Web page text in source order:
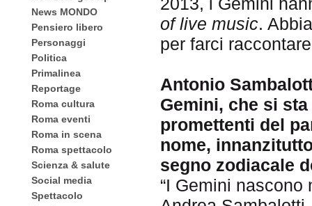
News MONDO
Pensiero libero
Personaggi
Politica
Primalinea
Reportage
Roma cultura
Roma eventi
Roma in scena
Roma spettacolo
Scienza & salute
Social media
Spettacolo
of live music.
per farci
Antonio
Gemini, che si
promettenti del
nome,
segno zodiacale
“I Gemini nascono